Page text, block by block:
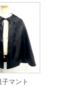
マント